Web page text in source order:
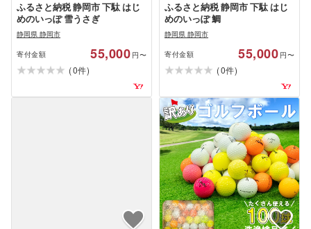
ふるさと納税 静岡市 下駄 はじ
めのいっぽ 雪うさぎ
静岡県 静岡市
寄付金額 55,000 円〜
(0件)
ふるさと納税 静岡市 下駄 はじ
めのいっぽ 鯛
静岡県 静岡市
寄付金額 55,000 円〜
(0件)